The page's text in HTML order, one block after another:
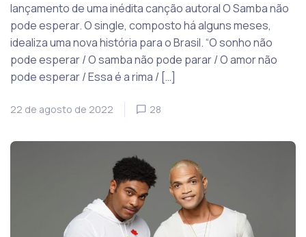
lançamento de uma inédita canção autoral O Samba não
pode esperar. O single, composto há alguns meses,
idealiza uma nova história para o Brasil. “O sonho não
pode esperar / O samba não pode parar / O amor não
pode esperar / Essa é a rima / […]
22 de agosto de 2022 28